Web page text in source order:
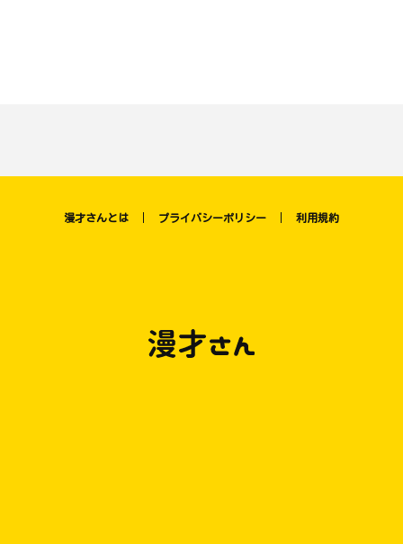
漫才さんとは プライバシーポリシー 利用規約